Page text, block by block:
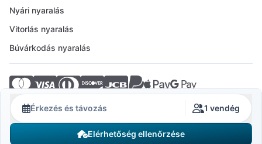
Érkezés és távozás 1 vendég
Elérhetőség ellenőrzése
Nyári nyaralás
Vitorlás nyaralás
Búvárkodás nyaralás
© 2026 Crovillas GmbH